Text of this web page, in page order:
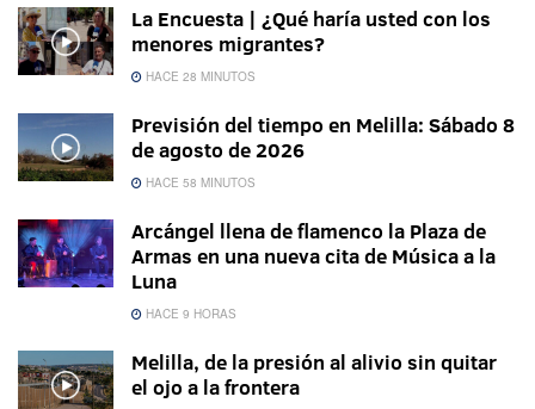
La Encuesta | ¿Qué haría usted con los
menores migrantes?
HACE 28 MINUTOS
Previsión del tiempo en Melilla: Sábado 8
de agosto de 2026
HACE 58 MINUTOS
Arcángel llena de flamenco la Plaza de
Armas en una nueva cita de Música a la
Luna
HACE 9 HORAS
Melilla, de la presión al alivio sin quitar
el ojo a la frontera